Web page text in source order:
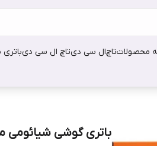
محصولاتتاچال سی دیتاچ ال سی دی